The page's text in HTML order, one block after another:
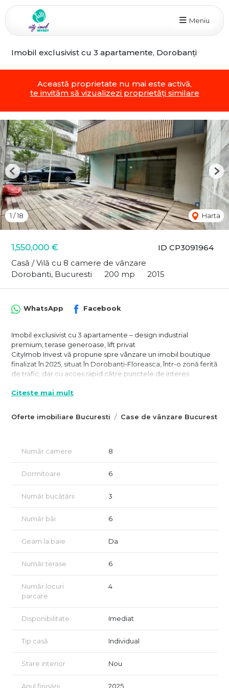
Meniu
Imobil exclusivist cu 3 apartamente, Dorobanți
Această proprietate nu mai este activă,
te invităm să vizualizezi proprietăți similare
ID CP3091964
1,550,000 €
Casă / Vilă cu 8 camere de vânzare
Dorobanti, Bucuresti
200 mp 2015
1 /18 Harta
Previous
Oferte imobiliare Bucuresti Case de vânzare Bucuresti
WhatsApp Facebook
Imobil exclusivist cu 3 apartamente – design industrial
premium, terase generoase, lift privat
CityImob Invest vă propune spre vânzare un imobil boutique
finalizat în 2025, situat în Dorobanți-Floreasca, într-o zonă ferită
de trafic, dar cu acces rapid către punctele de interes
finisaje high-end, este ideală pentru investiție sau locuire
🏡 Detalii proprietate:
✔ 4 locuri de parcare & curte privată de 33 mp
🔹 Compartimentare inteligentă:
1️⃣ Duplex 4 camere (137 mp)
grădină privată (50 mp)
Etaj 1: Dormitor matrimonial cu baie & terasă (11 mp), 2
dormitoare cu terasă comună (8 mp), baie
2️⃣ Apartament 3 camere (93 mp total / 63,7 mp utili) – Etaj 2
(19,5 mp)
3️⃣ Studio penthouse (40 mp utili) – Mansardă
Living & bucătărie open-space, zonă de dormit, baie, terasă
🔸 Finisaje & dotări premium:
Citește mai mult
Număr camere 8
Dormitoare 6
Număr bucătării 3
Număr băi 6
Geam la baie Da
Număr terase 6
Număr locuri
parcare
4
Disponibilitate Imediat
Tip casă Individual
Stare interior Nou
Anul finisării 2025